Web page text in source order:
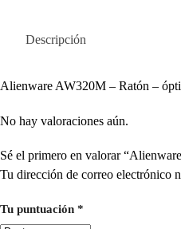
Descripción
Alienware AW320M – Ratón –
No hay valoraciones aún.
Sé el primero en valorar
Tu dirección de correo electrónico
Tu puntuación *